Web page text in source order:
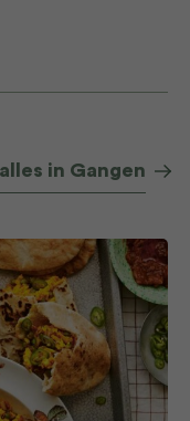
in Gangen